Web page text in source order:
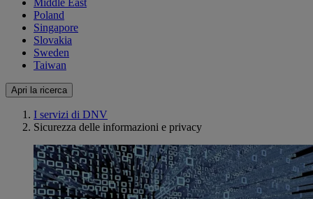
Middle East
Poland
Singapore
Slovakia
Sweden
Taiwan
Apri la ricerca
I servizi di DNV
Sicurezza delle informazioni e privacy